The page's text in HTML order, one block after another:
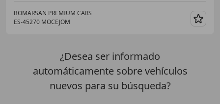
BOMARSAN PREMIUM CARS
ES-45270 MOCEJOM
¿Desea ser informado
automáticamente sobre vehículos
nuevos para su búsqueda?